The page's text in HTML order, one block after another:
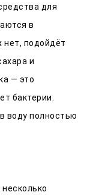
для
в
нет, подойдёт
и
— это
бактерии.
воду полностью